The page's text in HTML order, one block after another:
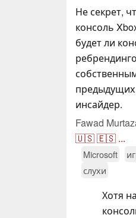
Не секрет,
консоль
будет ли
предыдущих
инсайдер.
Fawad
🇺🇸🇪🇸 ...
Microsoft
слухи
Хотя